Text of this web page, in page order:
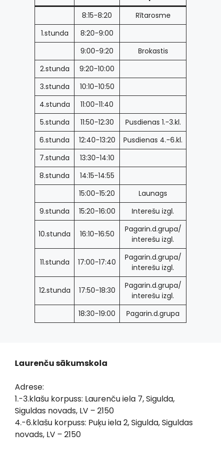
8:15-8:20
Rītarosme
1.stunda
8:20-9:00
9:00-9:20
Brokastis
2.stunda
9:20-10:00
3.stunda
10:10-10:50
4.stunda
11:00-11:40
5.stunda
11:50-12:30
Pusdienas 1.-3.kl.
6.stunda
12:40-13:20
Pusdienas 4.-6.kl.
7.stunda
13:30-14:10
8.stunda
14:15-14:55
15:00-15:20
Launags
9.stunda
15:20-16:00 Interešu izgl.
10.stunda 16:10-16:50
Pagarin.d.grupa/
interešu izgl.
11.stunda 17:00-17:40
Pagarin.d.grupa/
interešu izgl.
12.stunda 17:50-18:30
Pagarin.d.grupa/
interešu izgl.
18:30-19:00
Pagarin.d.grupa
Laurenču sākumskola
Adrese:
1.-3.klašu korpuss: Laurenču iela 7, Sigulda,
Siguldas novads, LV – 2150
4.-6.klašu korpuss: Puķu iela 2, Sigulda, Siguldas
novads, LV – 2150